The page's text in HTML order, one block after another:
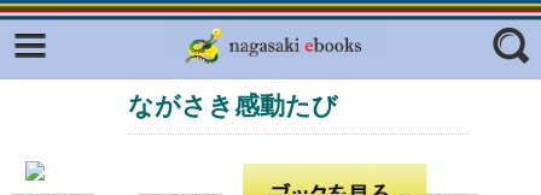
フリーワード
ながさき感動たび
Facebook
ふくいろキラリプロジェクト
ラリー（TOKYO Brochures）